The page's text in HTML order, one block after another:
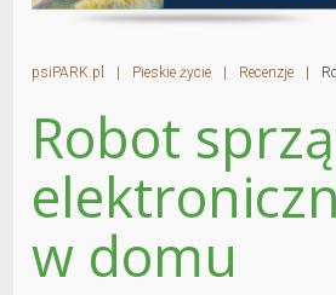
psiPARK.pl Pieskie życie Recenzje
Robot
w domu